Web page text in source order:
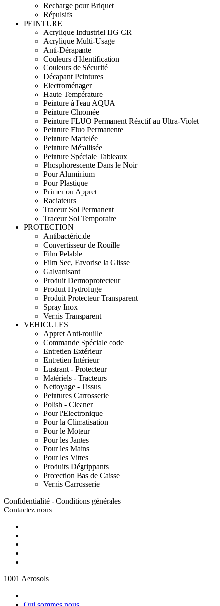
Recharge pour Briquet
Répulsifs
PEINTURE
Acrylique Industriel HG CR
Acrylique Multi-Usage
Anti-Dérapante
Couleurs d'Identification
Couleurs de Sécurité
Décapant Peintures
Electroménager
Haute Température
Peinture à l'eau AQUA
Peinture Chromée
Peinture FLUO Permanent Réactif au Ultra-Violet
Peinture Fluo Permanente
Peinture Martelée
Peinture Métallisée
Peinture Spéciale Tableaux
Phosphorescente Dans le Noir
Pour Aluminium
Pour Plastique
Primer ou Appret
Radiateurs
Traceur Sol Permanent
Traceur Sol Temporaire
PROTECTION
Antibactéricide
Convertisseur de Rouille
Film Pelable
Film Sec, Favorise la Glisse
Galvanisant
Produit Dermoprotecteur
Produit Hydrofuge
Produit Protecteur Transparent
Spray Inox
Vernis Transparent
VEHICULES
Appret Anti-rouille
Commande Spéciale code
Entretien Extérieur
Entretien Intérieur
Lustrant - Protecteur
Matériels - Tracteurs
Nettoyage - Tissus
Peintures Carrosserie
Polish - Cleaner
Pour l'Electronique
Pour la Climatisation
Pour le Moteur
Pour les Jantes
Pour les Mains
Pour les Vitres
Produits Dégrippants
Protection Bas de Caisse
Vernis Carrosserie
Confidentialité - Conditions générales
Contactez nous
1001 Aerosols
Qui sommes nous